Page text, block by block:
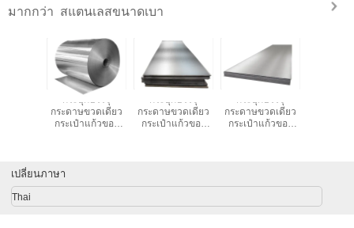
มากกว่า สแตนเลสขนาดเบา
กระปุกบรรจุ
กระดาษขวดเดียว
กระเป๋าแก้วของ
กระปุกบรรจุ
กระดาษขวดเดียว
กระเป๋าแก้วของ
กระปุกบรรจุ
กระดาษขวดเดียว
กระเป๋าแก้วของ
เปลี่ยนภาษา
Thai